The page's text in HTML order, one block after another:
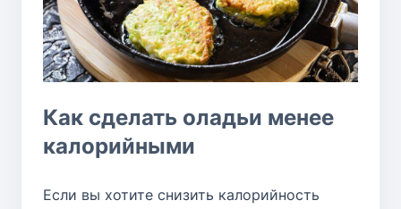
Как сделать оладьи менее
калорийными
Если вы хотите снизить калорийность